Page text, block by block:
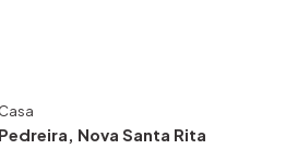
Casa
Pedreira, Nova Santa Rita